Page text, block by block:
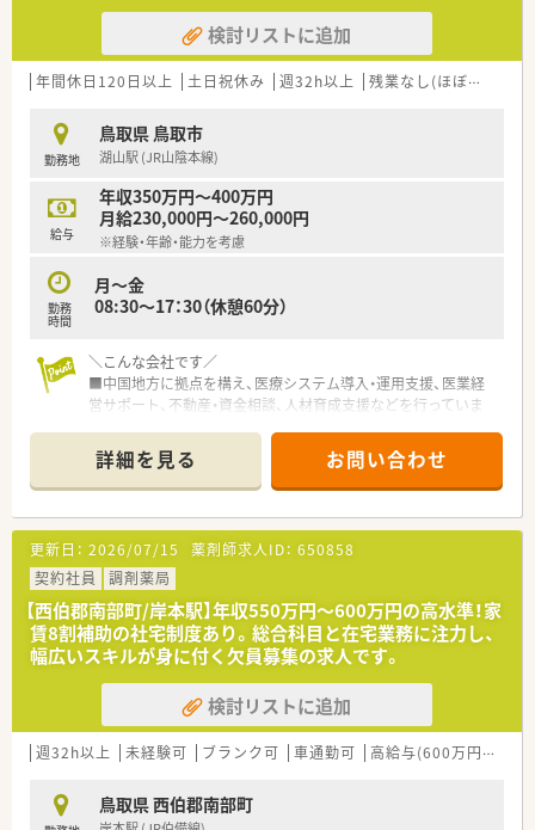
ため、自ら進んで柔軟に動ける誠実な方を求めています。
【想定される業務内容】
■各種免許や許可証の管理をはじめ、伝票の承認作業や在庫管理
■営業担当者であるMSへの勉強会実施のサポートや、現場スタ
ッフへの指導業務など多岐にわたる役割を担っていただきま
す。
■譲渡書や譲受書の管理といった専門的な文書作成も含まれま
すが、丁寧なフォロー体制があるため安心して着手できます。
【必要スキル・歓迎スキル】
ール操作がスムーズに行えるスキルを歓迎いたします。
■事務経験がある方は即戦力として期待されますが、未経験の方
■動物用医薬品という特殊な製品を扱うため、正確な事務処理能
力と、関係部門と円滑に連携できるコミュニケーション力が必要
です。
■2010年にグループ内の3社が経営統合して誕生した企業であ
り、国内の動物用医薬品卸業界のさらなる発展を目指していま
■お得意様志向の営業活動を軸に、変化する経済情勢や産業構造
の中でも確固たる地位を築いている安定した法人組織です。
■大手グループならではの充実した福利厚生や共済会制度があ
り、従業員の持株会制度なども整っている点が大きな強みです。
検討リストに追加
年間休日120日以上 土日祝休み 週32h以上 残業なし(ほぼなし含む)
勤務地
鳥取県 鳥取市
湖山駅 (JR山陰本線)
給与
年収350万円～400万円
月給230,000円～260,000円
※経験・年齢・能力を考慮
勤務
時間
月～金
08:30～17：30（休憩60分）
＼こんな会社です／
■中国地方に拠点を構え、医療システム導入・運用支援、医業経
営サポート、不動産・資金相談、人材育成支援などを行っていま
■医薬品事業、医療システム事業、開業・顧客支援があります。
＼こんなお仕事です／
■病院・薬局等に医薬品をお届けする医薬品卸の仕事です。
■完全週休2日制・年間休日120日。お休みもしっかり取れるため
プライベートも重視したいという方にオススメ♪
■固定シフトで17:30までの就業。残業は月5時間以内とほぼあ
りません。
詳細を見る お問い合わせ
更新日： 2026/07/15 薬剤師求人ID： 650858
契約社員
調剤薬局
【西伯郡南部町/岸本駅】年収550万円～600万円の高水準！家
賃8割補助の社宅制度あり。総合科目と在宅業務に注力し、
幅広いスキルが身に付く欠員募集の求人です。
検討リストに追加
週32h以上 未経験可 ブランク可 車通勤可 高給与(600万円以上)
鳥取県 西伯郡南部町